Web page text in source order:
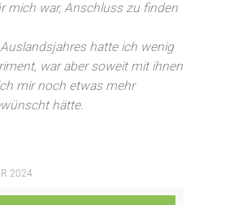
mich war, Anschluss zu finden
hatte ich wenig
war aber soweit mit ihnen
mir noch etwas mehr
hätte.
2024